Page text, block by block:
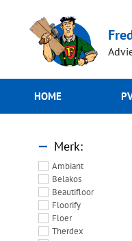
HOME
Merk
Ambiant
Belakos
Beautifloor
Floorify
Floer
Therdex